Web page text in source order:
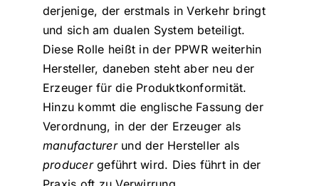
derjenige, der erstmals in Verkehr bringt
und sich am dualen System beteiligt.
Diese Rolle heißt in der PPWR weiterhin
Hersteller, daneben steht aber neu der
Erzeuger für die Produktkonformität.
Hinzu kommt die englische Fassung der
Verordnung, in der der Erzeuger als
manufacturerund der Hersteller als
producergeführt wird. Dies führt in der